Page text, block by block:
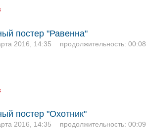
постер "Равенна"
2016, 14:35 продолжительность: 00:08
постер "Охотник"
2016, 14:35 продолжительность: 00:09